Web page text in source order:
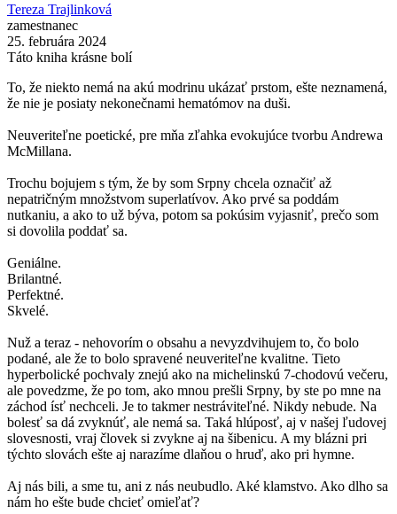
Tereza Trajlinková
zamestnanec
25. februára 2024
Táto kniha krásne bolí
To, že niekto nemá na akú modrinu ukázať prstom, ešte neznamená,
že nie je posiaty nekonečnami hematómov na duši.
Neuveriteľne poetické, pre mňa zľahka evokujúce tvorbu Andrewa
McMillana.
Trochu bojujem s tým, že by som Srpny chcela označiť až
nepatričným množstvom superlatívov. Ako prvé sa poddám
nutkaniu, a ako to už býva, potom sa pokúsim vyjasniť, prečo som
si dovolila poddať sa.
Geniálne.
Brilantné.
Perfektné.
Skvelé.
Nuž a teraz - nehovorím o obsahu a nevyzdvihujem to, čo bolo
podané, ale že to bolo spravené neuveriteľne kvalitne. Tieto
hyperbolické pochvaly znejú ako na michelinskú 7-chodovú večeru,
ale povedzme, že po tom, ako mnou prešli Srpny, by ste po mne na
záchod ísť nechceli. Je to takmer nestráviteľné. Nikdy nebude. Na
bolesť sa dá zvyknúť, ale nemá sa. Taká hlúposť, aj v našej ľudovej
slovesnosti, vraj človek si zvykne aj na šibenicu. A my blázni pri
týchto slovách ešte aj narazíme dlaňou o hruď, ako pri hymne.
Aj nás bili, a sme tu, ani z nás neubudlo. Aké klamstvo. Ako dlho sa
nám ho ešte bude chcieť omieľať?